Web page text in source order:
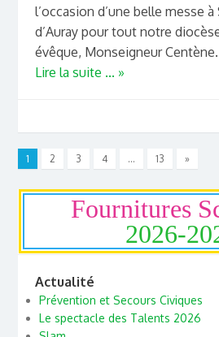
l’occasion d’une belle messe
d’Auray pour tout notre
évêque, Monseigneur
Lire la suite ... »
1 2 3 4 … 13 »
Fournitures
2026-
Actualité
Prévention et Secours Civiques
Le spectacle des Talents 2026